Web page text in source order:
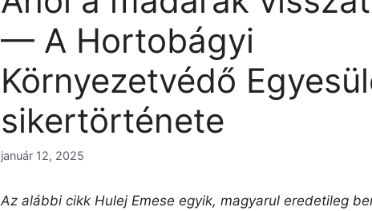
— A Hortobágyi
Környezetvédő
sikertörténete
január 12, 2025
Az alábbi cikk Hulej Emese egyik, magyarul eredetileg